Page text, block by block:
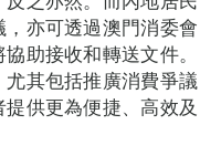
亦可透過澳門消委會
助接收和轉送文件。
其包括推廣消費爭議
供更為便捷、高效及